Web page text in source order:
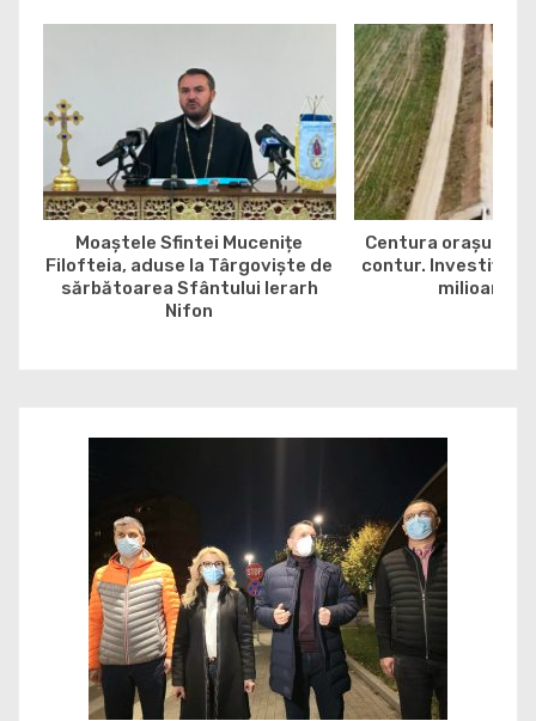
Moaștele Sfintei Mucenițe
Filofteia, aduse la Târgoviște de
sărbătoarea Sfântului Ierarh
Nifon
Centura orașului
contur. Investiția
milioane